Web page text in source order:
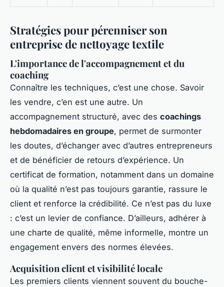
Stratégies pour pérenniser son
entreprise de nettoyage textile
L'importance de l'accompagnement et du
coaching
Connaître les techniques, c’est une chose. Savoir
les vendre, c’en est une autre. Un
accompagnement structuré, avec des coachings
hebdomadaires en groupe, permet de surmonter
les doutes, d’échanger avec d’autres entrepreneurs
et de bénéficier de retours d’expérience. Un
certificat de formation, notamment dans un domaine
où la qualité n’est pas toujours garantie, rassure le
client et renforce la crédibilité. Ce n’est pas du luxe
: c’est un levier de confiance. D’ailleurs, adhérer à
une charte de qualité, même informelle, montre un
engagement envers des normes élevées.
Acquisition client et visibilité locale
Les premiers clients viennent souvent du bouche-